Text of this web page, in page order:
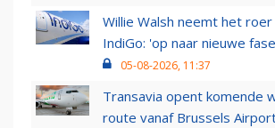
Willie Walsh neemt het
IndiGo: 'op naar nieuwe
05-08-2026, 11:37
Transavia opent komende
route vanaf Brussels